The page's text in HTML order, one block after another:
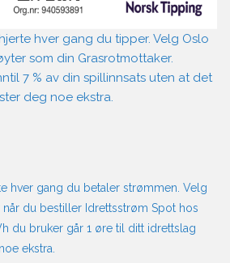
hver gang du tipper. Velg Oslo
som din Grasrotmottaker.
7 % av din spillinnsats uten at det
deg noe ekstra.
hver gang du betaler strømmen. Velg
du bestiller Idrettsstrøm Spot hos
du bruker går 1 øre til ditt idrettslag
ekstra.